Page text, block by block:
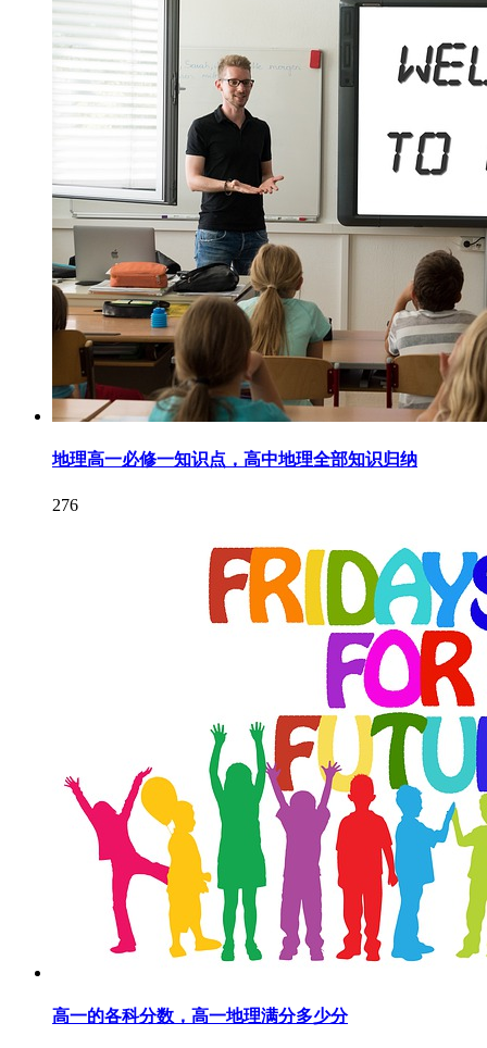
地理高一必修一知识点，高中地理全部知识归纳
276
高一的各科分数，高一地理满分多少分